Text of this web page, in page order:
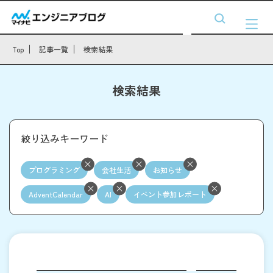
Top 記事一覧 検索結果
検索結果
絞り込みキーワード
プログラミング 会社生活 お知らせ
AdventCalendar AI イベント参加レポート